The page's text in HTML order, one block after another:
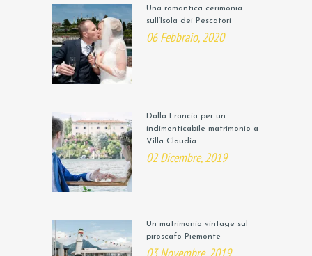
Una romantica cerimonia
sull’Isola dei Pescatori
06 Febbraio, 2020
Dalla Francia per un
indimenticabile matrimonio a
Villa Claudia
02 Dicembre, 2019
Un matrimonio vintage sul
piroscafo Piemonte